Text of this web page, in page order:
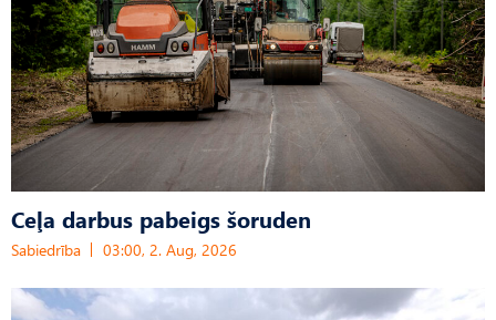
Ceļa darbus pabeigs šoruden
Sabiedrība 03:00, 2. Aug, 2026